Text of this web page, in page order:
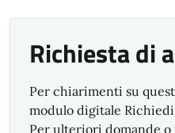
Presidenti e
ridurre la
Estensione del
all’albo scrutatori
Richiesta di
Per chiarimenti su
modulo digitale Richiedi
Per ulteriori domande